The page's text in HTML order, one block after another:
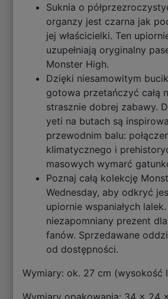
Suknia o
organzy jest czarna jak
jej właścicielki. Ten
uzupełniają oryginalny
Monster High.
Dzięki niesamowitym
gotowa przetańczyć całą
strasznie dobrej zabawy.
yeti na butach są
przewodnim balu:
klimatycznego i
masowych wymarć
Poznaj całą kolekcję
Wednesday, aby odkryć
upiornie wspaniałych lalek.
niezapomniany prezent
fanów. Sprzedawane
od dostępności.
Wymiary: ok. 27 cm (wysokość
Wymiary opakowania: 34 x 24